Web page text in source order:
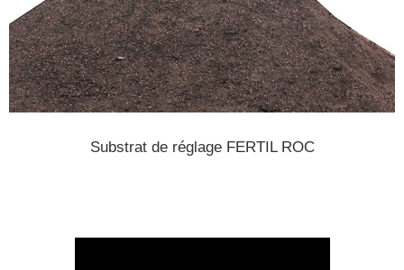
Substrat de réglage FERTIL ROC